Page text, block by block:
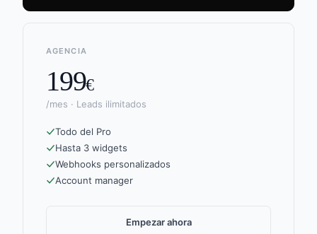
AGENCIA
199€
/mes · Leads ilimitados
Todo del Pro
Hasta 3 widgets
Webhooks personalizados
Account manager
Empezar ahora